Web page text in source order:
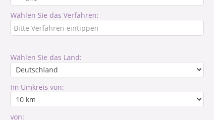
Wählen Sie das Verfahren:
Wählen Sie das Land:
Im Umkreis von:
von: